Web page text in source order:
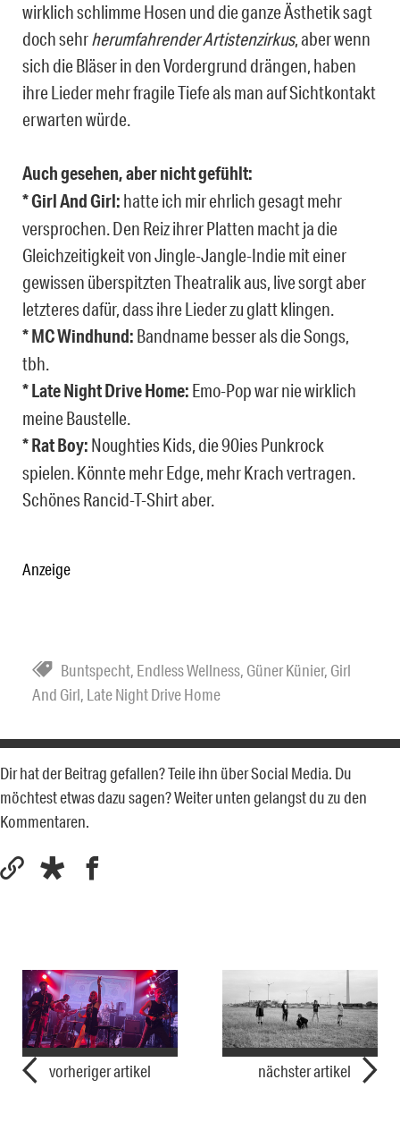
wirklich schlimme Hosen und die ganze Ästhetik sagt
doch sehrherumfahrender Artistenzirkus, aber wenn
sich die Bläser in den Vordergrund drängen, haben
ihre Lieder mehr fragile Tiefe als man auf Sichtkontakt
erwarten würde.
Auch gesehen, aber nicht gefühlt:
* Girl And Girl: hatte ich mir ehrlich gesagt mehr
versprochen. Den Reiz ihrer Platten macht ja die
Gleichzeitigkeit von Jingle-Jangle-Indie mit einer
gewissen überspitzten Theatralik aus, live sorgt aber
letzteres dafür, dass ihre Lieder zu glatt klingen.
* MC Windhund: Bandname besser als die Songs,
tbh.
* Late Night Drive Home: Emo-Pop war nie wirklich
meine Baustelle.
* Rat Boy: Noughties Kids, die 90ies Punkrock
spielen. Könnte mehr Edge, mehr Krach vertragen.
Schönes Rancid-T-Shirt aber.
Anzeige
Buntspecht, Endless Wellness, Güner Künier, Girl
And Girl, Late Night Drive Home
Dir hat der Beitrag gefallen? Teile ihn über Social Media. Du
möchtest etwas dazu sagen? Weiter unten gelangst du zu den
Kommentaren.
vorheriger artikel nächster artikel